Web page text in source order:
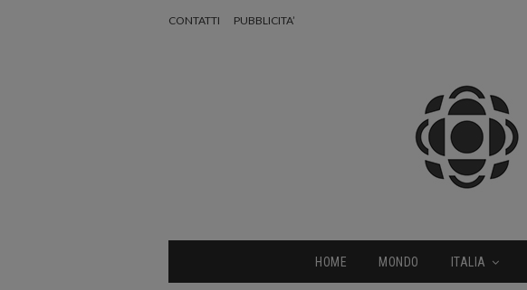
CONTATTI PUBBLICITA’
HOME MONDO ITALIA